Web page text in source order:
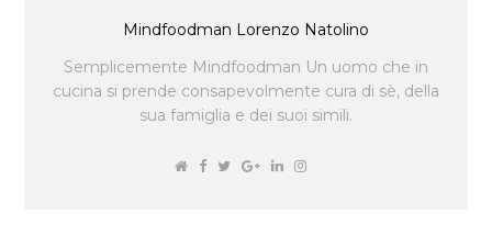
Mindfoodman Lorenzo Natolino
Semplicemente Mindfoodman Un uomo che in
cucina si prende consapevolmente cura di sè, della
sua famiglia e dei suoi simili.